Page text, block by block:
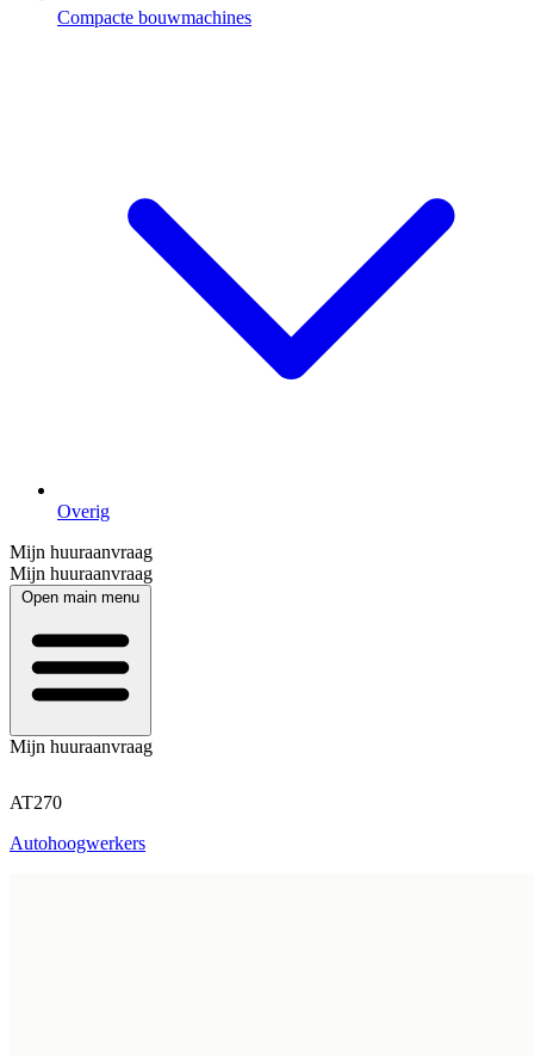
Compacte bouwmachines
Overig
Mijn huuraanvraag
Mijn huuraanvraag
Open main menu
Mijn huuraanvraag
AT270
Autohoogwerkers